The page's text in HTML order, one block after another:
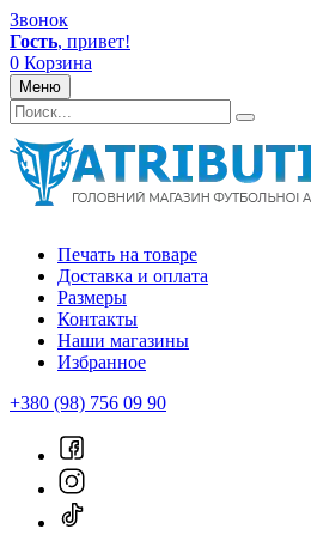
Звонок
Гость, привет!
0 Корзина
Меню
Печать на товаре
Доставка и оплата
Размеры
Контакты
Наши магазины
Избранное
+380 (98) 756 09 90